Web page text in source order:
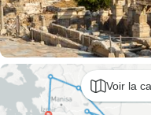
Voir la